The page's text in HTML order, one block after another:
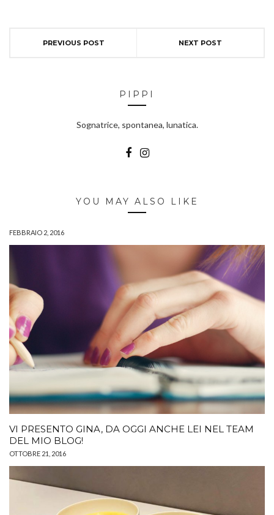
PREVIOUS POST NEXT POST
PIPPI
Sognatrice, spontanea, lunatica.
YOU MAY ALSO LIKE
FEBBRAIO 2, 2016
VI PRESENTO GINA, DA OGGI ANCHE LEI NEL TEAM
DEL MIO BLOG!
OTTOBRE 21, 2016